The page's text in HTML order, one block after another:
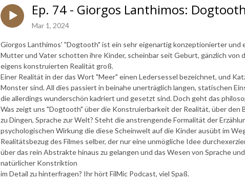
Ep. 74 - Giorgos Lanthimos: Dogtooth
Mar 1, 2024
Giorgos Lanthimos' "Dogtooth" ist ein sehr eigenartig konzeptionierter und
Mutter und Vater schotten ihre Kinder, scheinbar seit Geburt, gänzlich von
eigens konstruierten Realität groß.
Einer Realität in der das Wort "Meer" einen Ledersessel bezeichnet, und
Monster sind. All dies passiert in beinahe unerträglich langen, statischen
die allerdings wunderschön kadriert und gesetzt sind. Doch geht das
Was zeigt uns "Dogtooth" über die Konstruierbarkeit der Realität, über den
zu Dingen, Sprache zur Welt? Steht die anstrengende Formalität der
psychologischen Wirkung die diese Scheinwelt auf die Kinder ausübt im
Realitätsbezug des Filmes selber, der nur eine unmögliche Idee
über das rein Abstrakte hinaus zu gelangen und das Wesen von Sprache
natürlicher Konstriktion
im Detail zu hinterfragen? Ihr hört FilMic Podcast, viel Spaß.